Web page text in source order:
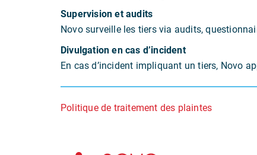
Supervision et audits
Novo surveille les tiers via audits,
Divulgation en cas d’incident
En cas d’incident impliquant un tiers, Novo
Politique de traitement des plaintes